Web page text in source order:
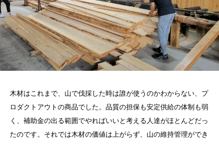
木材はこれまで、山で伐採した時は誰が使うのかわからない、プ
ロダクトアウトの商品でした。品質の担保も安定供給の体制も弱
く、補助金の出る範囲でやればいいと考える人達がほとんどだっ
たのです。それでは木材の価値は上がらず、山の維持管理ができ